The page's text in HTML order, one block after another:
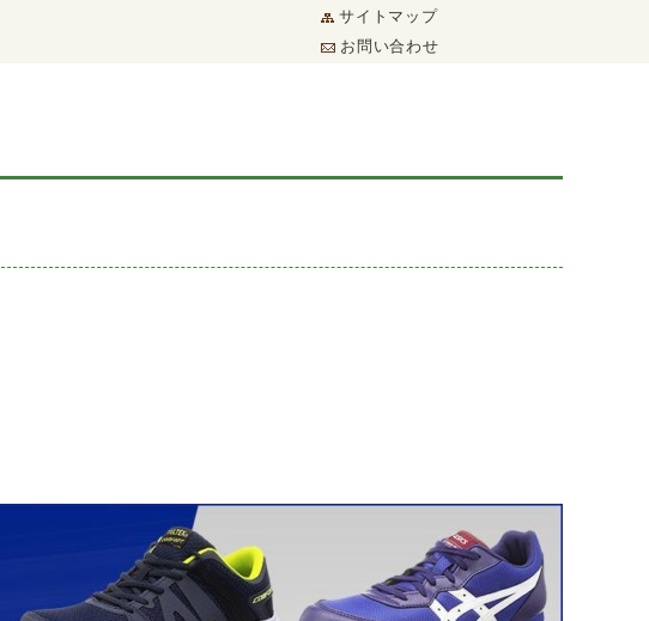
サイトマップ
お問い合わせ